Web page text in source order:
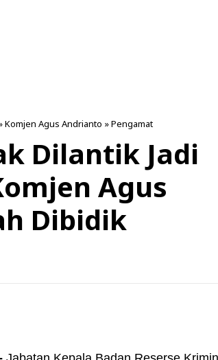
Komjen Agus Andrianto »Pengamat
Dilantik Jadi
Agus
Dibidik